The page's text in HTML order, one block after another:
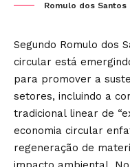
Romulo dos Santos
Segundo Romulo dos
circular está
para promover a
setores, incluindo a
tradicional linear de
economia circular
regeneração de